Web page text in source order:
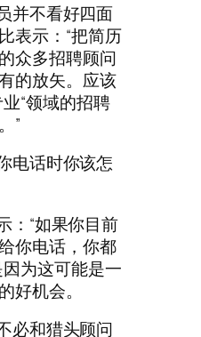
并不看好四面
表示：“把简历
众多招聘顾问
的放矢。应该
“领域的招聘
”
电话时你该怎
：“如果你目前
你电话，你都
为这可能是一
好机会。
必和猎头顾问